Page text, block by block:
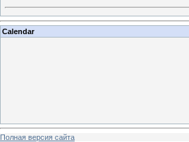
Calendar
Полная версия сайта